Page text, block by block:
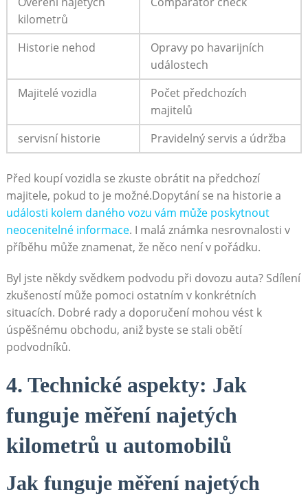
kilometrů
Historie nehod
Opravy po havarijních
událostech
Majitelé vozidla
Počet předchozích
majitelů
servisní historie
Pravidelný servis a údržba
Před koupí vozidla se zkuste obrátit na předchozí
majitele, pokud to je možné.Dopytání se na historie a
události kolem daného vozu vám může poskytnout
neocenitelné informace. I malá známka nesrovnalosti v
příběhu může znamenat, že něco není v pořádku.
Byl jste někdy svědkem podvodu při dovozu auta? Sdílení
zkušeností může pomoci ostatním v konkrétních
situacích. Dobré rady a doporučení mohou vést k
úspěšnému obchodu, aniž byste se stali obětí
podvodníků.
4. Technické aspekty: Jak
funguje měření najetých
kilometrů u automobilů
Jak funguje měření najetých